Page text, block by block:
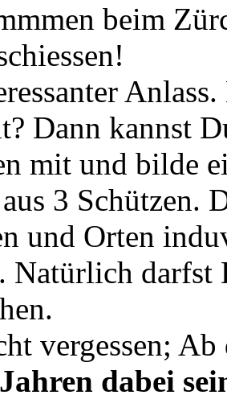
beim
Dann kannst
mit und bilde
3 Schützen.
und Orten
Natürlich darfst
vergessen;
dabei